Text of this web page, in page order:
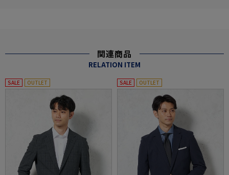
関連商品
RELATION ITEM
SALE OUTLET SALE OUTLET